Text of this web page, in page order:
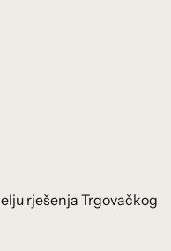
rješenja Trgovačkog